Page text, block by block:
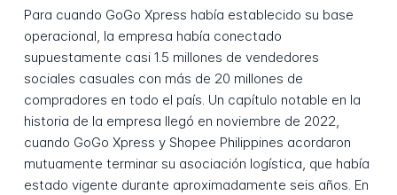
Para cuando GoGo Xpress había establecido su base
operacional, la empresa había conectado
supuestamente casi 1.5 millones de vendedores
sociales casuales con más de 20 millones de
compradores en todo el país. Un capítulo notable en la
historia de la empresa llegó en noviembre de 2022,
cuando GoGo Xpress y Shopee Philippines acordaron
mutuamente terminar su asociación logística, que había
estado vigente durante aproximadamente seis años. En